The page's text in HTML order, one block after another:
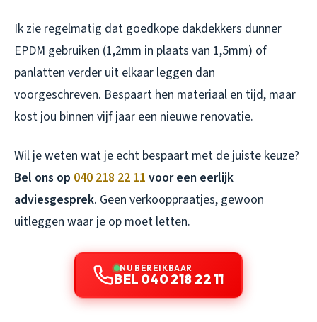
Ik zie regelmatig dat goedkope dakdekkers dunner
EPDM gebruiken (1,2mm in plaats van 1,5mm) of
panlatten verder uit elkaar leggen dan
voorgeschreven. Bespaart hen materiaal en tijd, maar
kost jou binnen vijf jaar een nieuwe renovatie.
Wil je weten wat je echt bespaart met de juiste keuze?
Bel ons op 040 218 22 11 voor een eerlijk
adviesgesprek. Geen verkooppraatjes, gewoon
uitleggen waar je op moet letten.
NU BEREIKBAAR
BEL 040 218 22 11